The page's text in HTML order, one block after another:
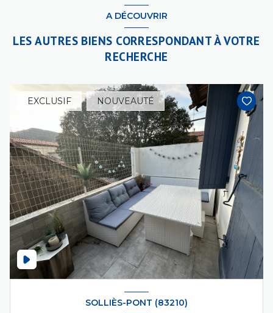
A DÉCOUVRIR
LES AUTRES BIENS CORRESPONDANT À VOTRE
RECHERCHE
EXCLUSIF NOUVEAUTÉ
SOLLIÈS-PONT (83210)